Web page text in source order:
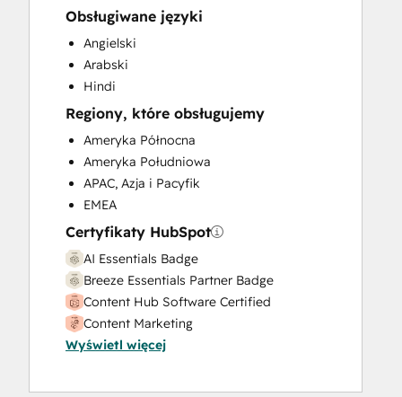
Knowledge Base Development
Paid Advertising
Programmable Automation
Public Relations
Sales and Marketing Alignment
Sales Coaching and Training
Sales Enablement
Search Engine Optimization
Social Media
Video Production
Website Design
Website Development
Website Migration
Obsługiwane języki
Angielski
Arabski
Hindi
Regiony, które obsługujemy
Ameryka Północna
Ameryka Południowa
APAC, Azja i Pacyfik
EMEA
Certyfikaty HubSpot
AI Essentials Badge
Breeze Essentials Partner Badge
Content Hub Software Certified
Content Marketing
CRM Data Migration Certification
Digital Advertising
Wyświetl więcej